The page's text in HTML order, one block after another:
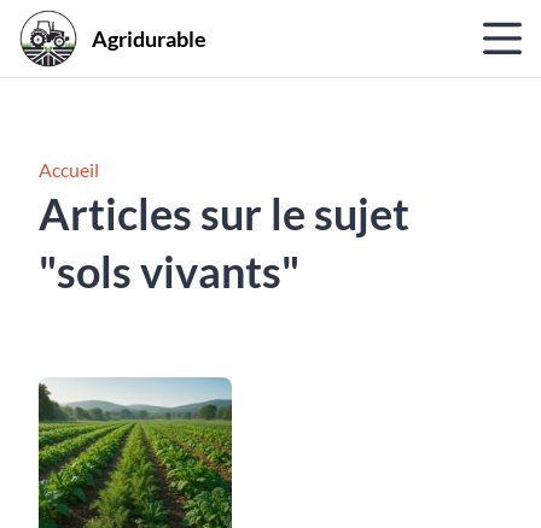
Agridurable
Accueil
Articles sur le sujet
"sols vivants"